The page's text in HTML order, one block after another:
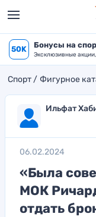
50K Бонусы на
Эксклюзивные
Спорт Фигурное
Ильфат
06.02.2024
«Была
МОК
отдать